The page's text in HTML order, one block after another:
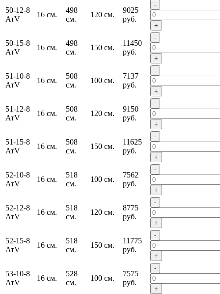
50-12-8
АтV
16 см.
498
см.
120 см.
9025
руб.
-
+
50-15-8
АтV
16 см.
498
см.
150 см.
11450
руб.
-
+
51-10-8
АтV
16 см.
508
см.
100 см.
7137
руб.
-
+
51-12-8
АтV
16 см.
508
см.
120 см.
9150
руб.
-
+
51-15-8
АтV
16 см.
508
см.
150 см.
11625
руб.
-
+
52-10-8
АтV
16 см.
518
см.
100 см.
7562
руб.
-
+
52-12-8
АтV
16 см.
518
см.
120 см.
8775
руб.
-
+
52-15-8
АтV
16 см.
518
см.
150 см.
11775
руб.
-
+
53-10-8
АтV
16 см.
528
см.
100 см.
7575
руб.
-
+